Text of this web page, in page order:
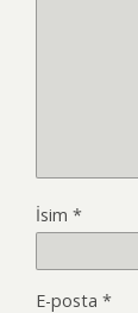
İsim *
E-posta *